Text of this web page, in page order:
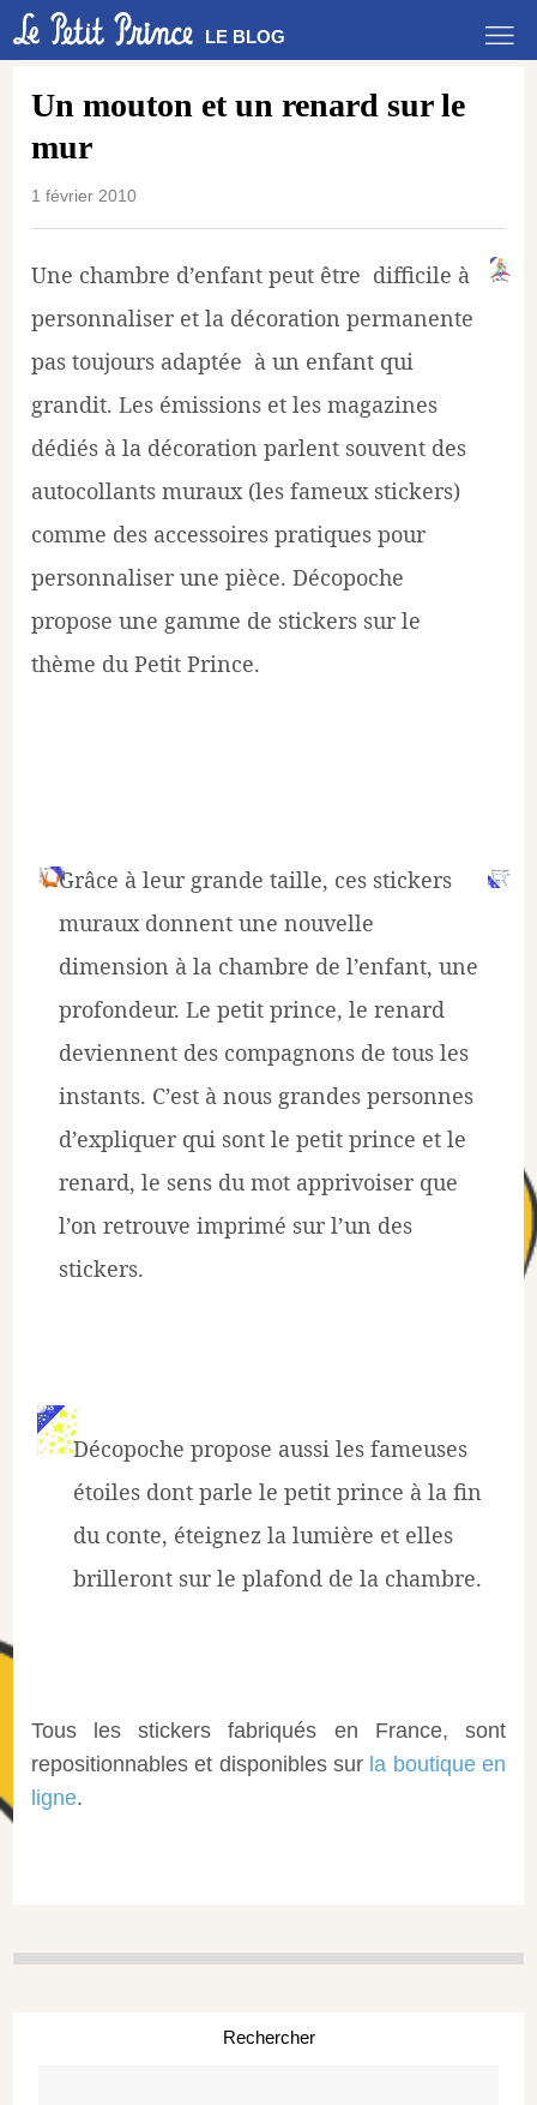
LE BLOG
Un mouton et un renard sur le
mur
1 février 2010
Une chambre d’enfant peut être difficile à
personnaliser et la décoration permanente
pas toujours adaptée à un enfant qui
grandit. Les émissions et les magazines
dédiés à la décoration parlent souvent des
autocollants muraux (les fameux stickers)
comme des accessoires pratiques pour
personnaliser une pièce. Décopoche
propose une gamme de stickers sur le
thème du Petit Prince.
Grâce à leur grande taille, ces stickers
muraux donnent une nouvelle
dimension à la chambre de l’enfant, une
profondeur. Le petit prince, le renard
deviennent des compagnons de tous les
instants. C’est à nous grandes personnes
d’expliquer qui sont le petit prince et le
renard, le sens du mot apprivoiser que
l’on retrouve imprimé sur l’un des
stickers.
Décopoche propose aussi les fameuses
étoiles dont parle le petit prince à la fin
du conte, éteignez la lumière et elles
brilleront sur le plafond de la chambre.
Tous les stickers fabriqués en France, sont
repositionnables et disponibles sur la boutique en
ligne.
Rechercher